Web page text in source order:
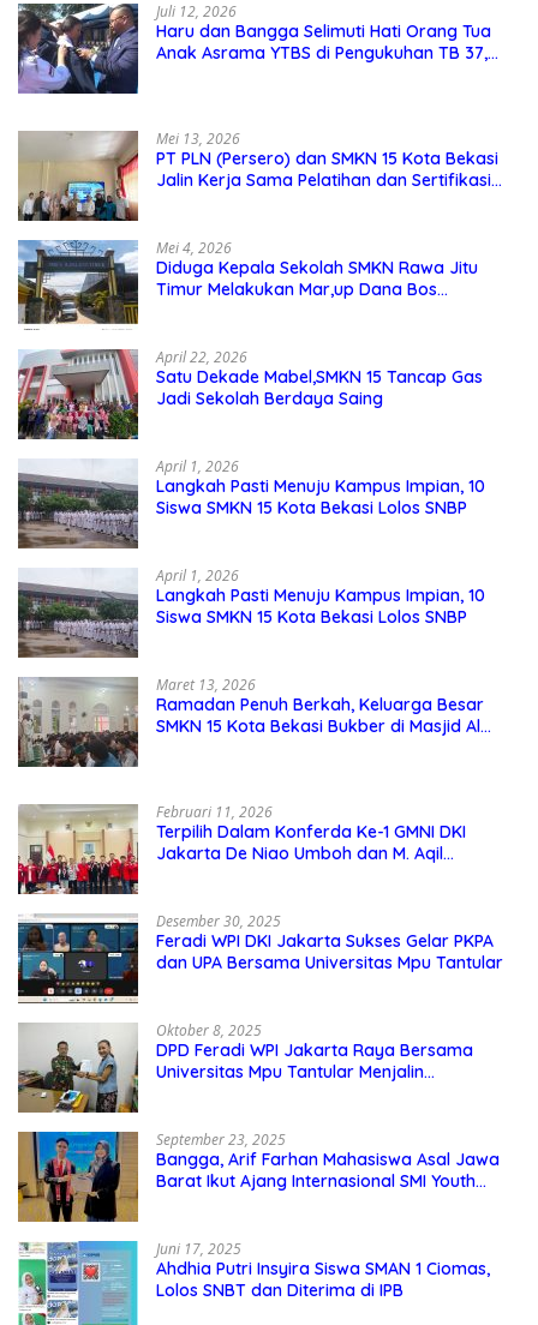
Juli 12, 2026
Haru dan Bangga Selimuti Hati Orang Tua
Anak Asrama YTBS di Pengukuhan TB 37,
Mei 13, 2026
PT PLN (Persero) dan SMKN 15 Kota Bekasi
Jalin Kerja Sama Pelatihan dan Sertifikasi
Mei 4, 2026
Diduga Kepala Sekolah SMKN Rawa Jitu
Timur Melakukan Mar,up Dana Bos
April 22, 2026
Satu Dekade Mabel,SMKN 15 Tancap Gas
Jadi Sekolah Berdaya Saing
April 1, 2026
Langkah Pasti Menuju Kampus Impian, 10
Siswa SMKN 15 Kota Bekasi Lolos SNBP
April 1, 2026
Langkah Pasti Menuju Kampus Impian, 10
Siswa SMKN 15 Kota Bekasi Lolos SNBP
Maret 13, 2026
Ramadan Penuh Berkah, Keluarga Besar
SMKN 15 Kota Bekasi Bukber di Masjid Al
Februari 11, 2026
Terpilih Dalam Konferda Ke-1 GMNI DKI
Jakarta De Niao Umboh dan M. Aqil
Desember 30, 2025
Feradi WPI DKI Jakarta Sukses Gelar PKPA
dan UPA Bersama Universitas Mpu Tantular
Oktober 8, 2025
DPD Feradi WPI Jakarta Raya Bersama
Universitas Mpu Tantular Menjalin
September 23, 2025
Bangga, Arif Farhan Mahasiswa Asal Jawa
Barat Ikut Ajang Internasional SMI Youth
Juni 17, 2025
Ahdhia Putri Insyira Siswa SMAN 1 Ciomas,
Lolos SNBT dan Diterima di IPB